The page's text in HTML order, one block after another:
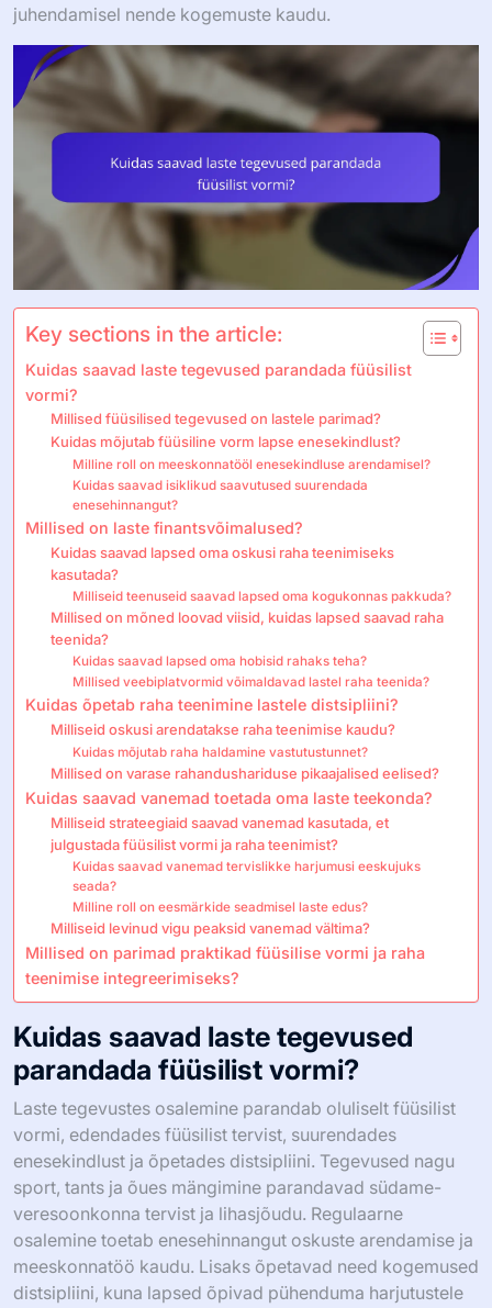
juhendamisel nende kogemuste kaudu.
Key sections in the article:
Kuidas saavad laste tegevused parandada füüsilist
vormi?
Millised füüsilised tegevused on lastele parimad?
Kuidas mõjutab füüsiline vorm lapse enesekindlust?
Milline roll on meeskonnatööl enesekindluse arendamisel?
Kuidas saavad isiklikud saavutused suurendada
enesehinnangut?
Millised on laste finantsvõimalused?
Kuidas saavad lapsed oma oskusi raha teenimiseks
kasutada?
Milliseid teenuseid saavad lapsed oma kogukonnas pakkuda?
Millised on mõned loovad viisid, kuidas lapsed saavad raha
teenida?
Kuidas saavad lapsed oma hobisid rahaks teha?
Millised veebiplatvormid võimaldavad lastel raha teenida?
Kuidas õpetab raha teenimine lastele distsipliini?
Milliseid oskusi arendatakse raha teenimise kaudu?
Kuidas mõjutab raha haldamine vastutustunnet?
Millised on varase rahandushariduse pikaajalised eelised?
Kuidas saavad vanemad toetada oma laste teekonda?
Milliseid strateegiaid saavad vanemad kasutada, et
julgustada füüsilist vormi ja raha teenimist?
Kuidas saavad vanemad tervislikke harjumusi eeskujuks
seada?
Milline roll on eesmärkide seadmisel laste edus?
Milliseid levinud vigu peaksid vanemad vältima?
Millised on parimad praktikad füüsilise vormi ja raha
teenimise integreerimiseks?
Kuidas saavad laste tegevused
parandada füüsilist vormi?
Laste tegevustes osalemine parandab oluliselt füüsilist
vormi, edendades füüsilist tervist, suurendades
enesekindlust ja õpetades distsipliini. Tegevused nagu
sport, tants ja õues mängimine parandavad südame-
veresoonkonna tervist ja lihasjõudu. Regulaarne
osalemine toetab enesehinnangut oskuste arendamise ja
meeskonnatöö kaudu. Lisaks õpetavad need kogemused
distsipliini, kuna lapsed õpivad pühenduma harjutustele